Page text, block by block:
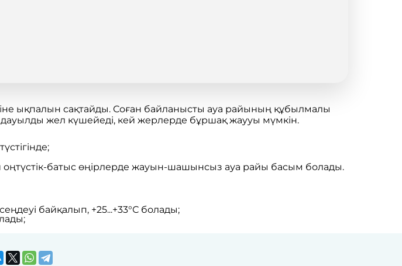
ықпалын сақтайды. Соған байланысты ауа райының құбылмалы
жел күшейеді, кей жерлерде бұршақ жаууы мүмкін.
батыс өңірлерде жауын-шашынсыз ауа райы басым болады.
байқалып, +25...+33°С болады;